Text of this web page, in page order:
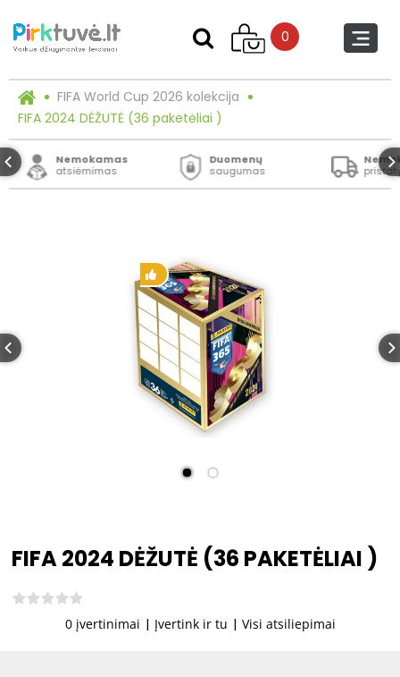
0
FIFA World Cup 2026 kolekcija
FIFA 2024 DĖŽUTĖ (36 paketėliai )
Nemokamas
atsiėmimas
Duomenų
saugumas
FIFA 2024 DĖŽUTĖ (36 PAKETĖLIAI )
0 įvertinimai | Įvertink ir tu | Visi atsiliepimai